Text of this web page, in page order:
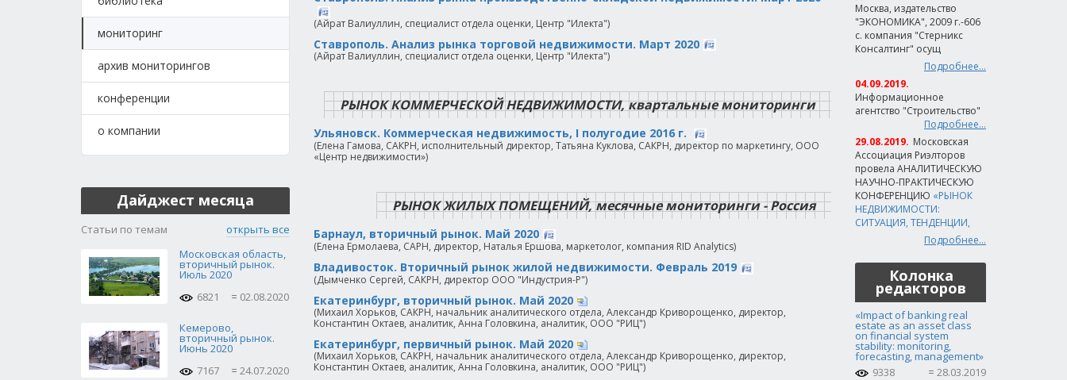
мониторинг
архив мониторингов
конференции
о компании
Дайджест месяца
Статьи по темам
открыть все
Московская область,
вторичный рынок.
Июль 2020
6821
02.08.2020
Кемерово,
вторичный рынок.
Июнь 2020
7167
24.07.2020
(Айрат Валиуллин, специалист отдела оценки, Центр "Илекта")
Ставрополь. Анализ рынка торговой недвижимости. Март 2020
(Айрат Валиуллин, специалист отдела оценки, Центр "Илекта")
РЫНОК КОММЕРЧЕСКОЙ НЕДВИЖИМОСТИ, квартальные мониторинги
Ульяновск. Коммерческая недвижимость, I полугодие 2016 г.
(Елена Гамова, САКРН, исполнительный директор, Татьяна Куклова, САКРН, директор по маркетингу, ООО
«Центр недвижимости»)
РЫНОК ЖИЛЫХ ПОМЕЩЕНИЙ, месячные мониторинги - Россия
Барнаул, вторичный рынок. Май 2020
(Елена Ермолаева, САРН, директор, Наталья Ершова, маркетолог, компания RID Analytics)
Владивосток. Вторичный рынок жилой недвижимости. Февраль 2019
(Дымченко Сергей, САКРН, директор ООО "Индустрия-Р")
Екатеринбург, вторичный рынок. Май 2020
(Михаил Хорьков, САКРН, начальник аналитического отдела, Александр Криворощенко, директор,
Константин Октаев, аналитик, Анна Головкина, аналитик, ООО "РИЦ")
Екатеринбург, первичный рынок. Май 2020
(Михаил Хорьков, САКРН, начальник аналитического отдела, Александр Криворощенко, директор,
Константин Октаев, аналитик, Анна Головкина, аналитик, ООО "РИЦ")
Москва, издательство
"ЭКОНОМИКА", 2009 г.-606
с. компания "Стерникс
Консалтинг" осущ
Подробнее...
04.09.2019.
Информационное
агентство "Строительство"
Подробнее...
29.08.2019. Московская
Ассоциация Риэлторов
провела АНАЛИТИЧЕСКУЮ
НАУЧНО-ПРАКТИЧЕСКУЮ
КОНФЕРЕНЦИЮ «РЫНОК
НЕДВИЖИМОСТИ:
СИТУАЦИЯ, ТЕНДЕНЦИИ,
Подробнее...
Колонка
редакторов
«Impact of banking real
estate as an asset class
on financial system
stability: monitoring,
forecasting, management»
9338
28.03.2019